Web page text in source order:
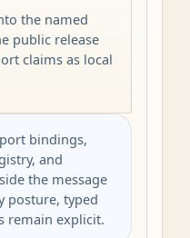
the named
public release
claims as local
bindings,
and
the message
posture, typed
remain explicit.